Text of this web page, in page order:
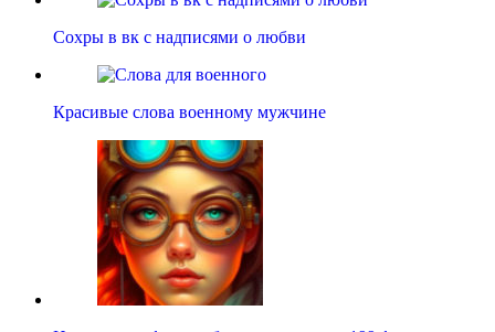
Сохры в вк с надписями о любви
Красивые слова военному мужчине